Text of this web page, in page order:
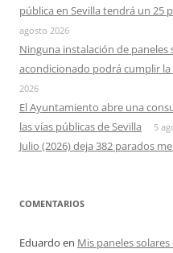
pública en Sevilla tendrá un 25
agosto 2026
Ninguna instalación de
acondicionado podrá cumplir
2026
El Ayuntamiento abre una
las vías públicas de Sevilla
5
Julio (2026) deja 382 parados
COMENTARIOS
Eduardo en Mis paneles